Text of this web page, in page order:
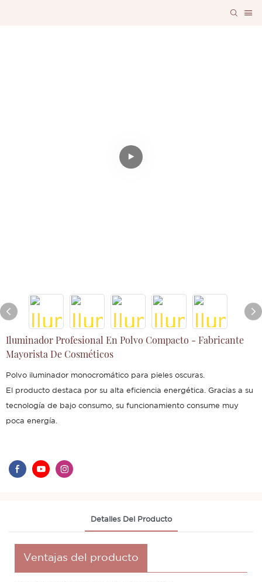
Iluminador Profesional En Polvo Compacto - Fabricante
Mayorista De Cosméticos
Polvo iluminador monocromático para pieles oscuras.
El producto destaca por su alta eficiencia energética. Gracias a su
tecnología de bajo consumo, su funcionamiento consume muy
poca energía.
Detalles Del Producto
Ventajas del producto